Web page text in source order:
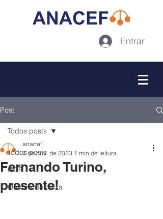
Entrar
Post
Todos posts
GDP
Quebra de caixa
Todos posts
Fernando Turino,
presente!
anacef
7 de nov. de 2023 1 min de leitura